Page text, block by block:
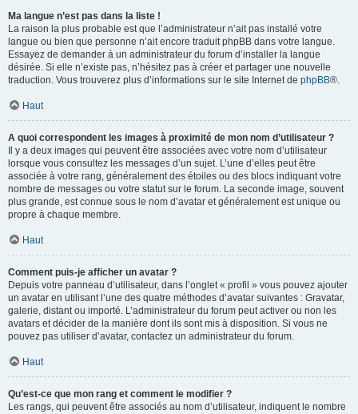
Ma langue n’est pas dans la liste !
La raison la plus probable est que l’administrateur n’ait pas installé votre
langue ou bien que personne n’ait encore traduit phpBB dans votre langue.
Essayez de demander à un administrateur du forum d’installer la langue
désirée. Si elle n’existe pas, n’hésitez pas à créer et partager une nouvelle
traduction. Vous trouverez plus d’informations sur le site Internet de phpBB®.
Haut
A quoi correspondent les images à proximité de mon nom d’utilisateur ?
Il y a deux images qui peuvent être associées avec votre nom d’utilisateur
lorsque vous consultez les messages d’un sujet. L’une d’elles peut être
associée à votre rang, généralement des étoiles ou des blocs indiquant votre
nombre de messages ou votre statut sur le forum. La seconde image, souvent
plus grande, est connue sous le nom d’avatar et généralement est unique ou
propre à chaque membre.
Haut
Comment puis-je afficher un avatar ?
Depuis votre panneau d’utilisateur, dans l’onglet « profil » vous pouvez ajouter
un avatar en utilisant l’une des quatre méthodes d’avatar suivantes : Gravatar,
galerie, distant ou importé. L’administrateur du forum peut activer ou non les
avatars et décider de la manière dont ils sont mis à disposition. Si vous ne
pouvez pas utiliser d’avatar, contactez un administrateur du forum.
Haut
Qu’est-ce que mon rang et comment le modifier ?
Les rangs, qui peuvent être associés au nom d’utilisateur, indiquent le nombre